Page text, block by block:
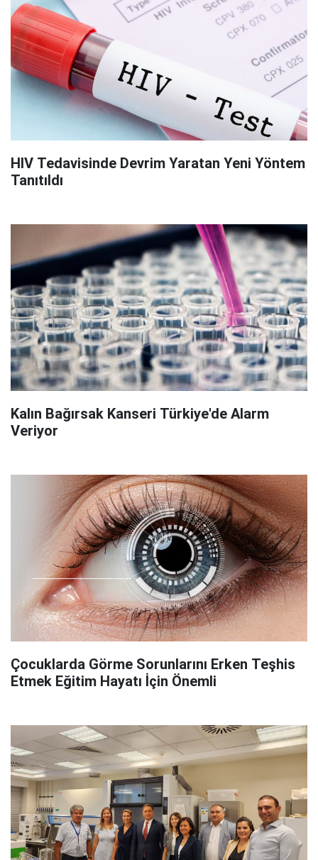
HIV Tedavisinde Devrim Yaratan Yeni Yöntem
Tanıtıldı
Kalın Bağırsak Kanseri Türkiye'de Alarm
Veriyor
Çocuklarda Görme Sorunlarını Erken Teşhis
Etmek Eğitim Hayatı İçin Önemli